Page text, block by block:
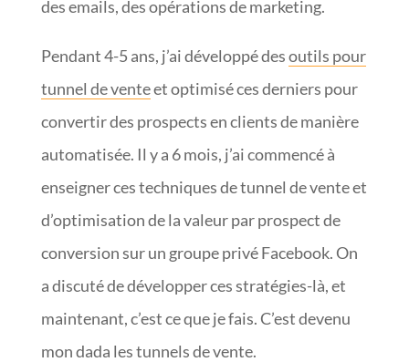
des emails, des opérations de marketing.
Pendant 4-5 ans, j’ai développé desoutils pour
tunnel de venteet optimisé ces derniers pour
convertir des prospects en clients de manière
automatisée. Il y a 6 mois, j’ai commencé à
enseigner ces techniques de tunnel de vente et
d’optimisation de la valeur par prospect de
conversion sur un groupe privé Facebook. On
a discuté de développer ces stratégies-là, et
maintenant, c’est ce que je fais. C’est devenu
mon dada les tunnels de vente.